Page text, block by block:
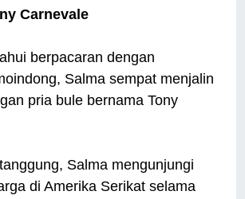
Carnevale
berpacaran dengan
Salma sempat menjalin
pria bule bernama Tony
Salma mengunjungi
di Amerika Serikat selama